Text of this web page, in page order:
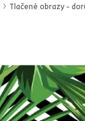
Tlačené obrazy -